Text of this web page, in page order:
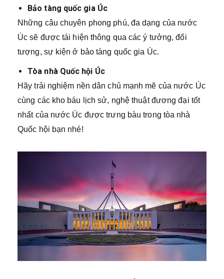
Bảo tàng quốc gia Úc
Những câu chuyên phong phú, đa dạng của nước
Úc sẽ được tái hiện thông qua các ý tưởng, đối
tượng, sự kiện ở bảo tàng quốc gia Úc.
Tòa nhà Quốc hội Úc
Hãy trải nghiệm nền dân chủ mạnh mẽ của nước Úc
cùng các kho báu lịch sử, nghệ thuật đương đại tốt
nhất của nước Úc được trưng bàu trong tòa nhà
Quốc hội bạn nhé!